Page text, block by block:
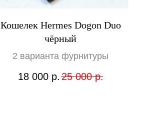
Кошелек Hermes Dogon Duo
чёрный
2 варианта фурнитуры
18 000 р. 25 000 р.